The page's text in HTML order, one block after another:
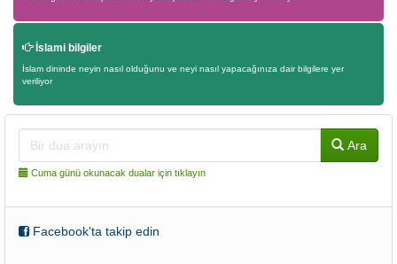
İslami bilgiler
İslam dininde neyin nasıl olduğunu ve neyi nasıl yapacağınıza dair bilgilere yer
veriliyor
Ara
Cuma günü okunacak dualar için tıklayın
Facebook'ta takip edin